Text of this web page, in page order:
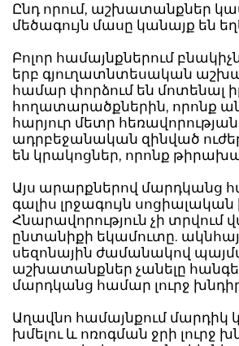
Ընդ որում, աշխատանքներ
մեծագույն մասը կանայք են
Բոլոր համայնքներում
երբ գյուղատնտեսական
համար փորձում են մոտենալ
հողատարածքներին, որոնք
հարյուր մետր
ադրբեջանական զինված
են կրակոցներ, որոնք
Այս արարքներով մարդկանց
գալիս լրջագույն
Հնարավորություն չի տրվում
ընտանիքի եկամուտը.
սեզոնային ժամանակով
աշխատանքներ չանելը
մարդկանց համար լուրջ
Աղավնո համայնքում մարդիկ
խմելու և ոռոգման ջրի լուրջ